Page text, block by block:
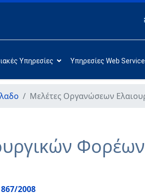
Υπηρεσίες Υπηρεσίες Web
Μελέτες Οργανώσεων
Φορέων
2008